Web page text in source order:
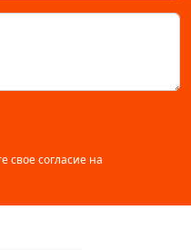
свое согласие на